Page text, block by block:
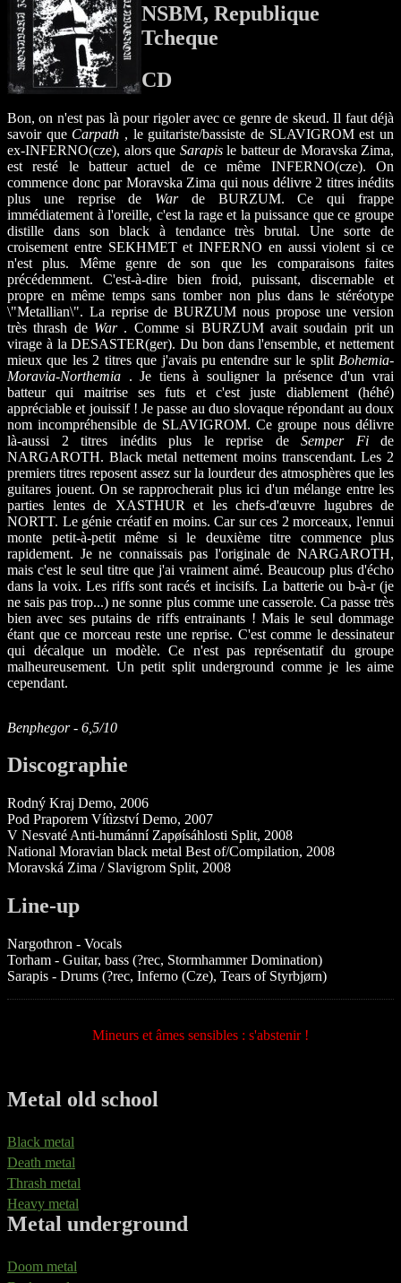
NSBM, Republique
Tcheque
CD
Bon, on n'est pas là pour rigoler avec ce genre de skeud. Il faut déjà
savoir que Carpath , le guitariste/bassiste de SLAVIGROM est un
ex-INFERNO(cze), alors que Sarapisle batteur de Moravska Zima,
est resté le batteur actuel de ce même INFERNO(cze). On
commence donc par Moravska Zima qui nous délivre 2 titres inédits
plus une reprise de Warde BURZUM. Ce qui frappe
immédiatement à l'oreille, c'est la rage et la puissance que ce groupe
distille dans son black à tendance très brutal. Une sorte de
croisement entre SEKHMET et INFERNO en aussi violent si ce
n'est plus. Même genre de son que les comparaisons faites
précédemment. C'est-à-dire bien froid, puissant, discernable et
propre en même temps sans tomber non plus dans le stéréotype
\"Metallian\". La reprise de BURZUM nous propose une version
très thrash de War. Comme si BURZUM avait soudain prit un
virage à la DESASTER(ger). Du bon dans l'ensemble, et nettement
mieux que les 2 titres que j'avais pu entendre sur le split Bohemia-
Moravia-Northemia . Je tiens à souligner la présence d'un vrai
batteur qui maitrise ses futs et c'est juste diablement (héhé)
appréciable et jouissif ! Je passe au duo slovaque répondant au doux
nom incompréhensible de SLAVIGROM. Ce groupe nous délivre
là-aussi 2 titres inédits plus le reprise de Semper Fide
NARGAROTH. Black metal nettement moins transcendant. Les 2
premiers titres reposent assez sur la lourdeur des atmosphères que les
guitares jouent. On se rapprocherait plus ici d'un mélange entre les
parties lentes de XASTHUR et les chefs-d'œuvre lugubres de
NORTT. Le génie créatif en moins. Car sur ces 2 morceaux, l'ennui
monte petit-à-petit même si le deuxième titre commence plus
rapidement. Je ne connaissais pas l'originale de NARGAROTH,
mais c'est le seul titre que j'ai vraiment aimé. Beaucoup plus d'écho
dans la voix. Les riffs sont racés et incisifs. La batterie ou b-à-r (je
ne sais pas trop...) ne sonne plus comme une casserole. Ca passe très
bien avec ses putains de riffs entrainants ! Mais le seul dommage
étant que ce morceau reste une reprise. C'est comme le dessinateur
qui décalque un modèle. Ce n'est pas représentatif du groupe
malheureusement. Un petit split underground comme je les aime
cependant.
Benphegor - 6,5/10
Discographie
Rodný Kraj Demo, 2006
Pod Praporem Vítìzství Demo, 2007
V Nesvaté Anti-humánní Zapøísáhlosti Split, 2008
National Moravian black metal Best of/Compilation, 2008
Moravská Zima / Slavigrom Split, 2008
Line-up
Nargothron - Vocals
Torham - Guitar, bass (?rec, Stormhammer Domination)
Sarapis - Drums (?rec, Inferno (Cze), Tears of Styrbjørn)
Mineurs et âmes sensibles : s'abstenir !
Metal old school
Black metal
Death metal
Thrash metal
Heavy metal
Metal underground
Doom metal